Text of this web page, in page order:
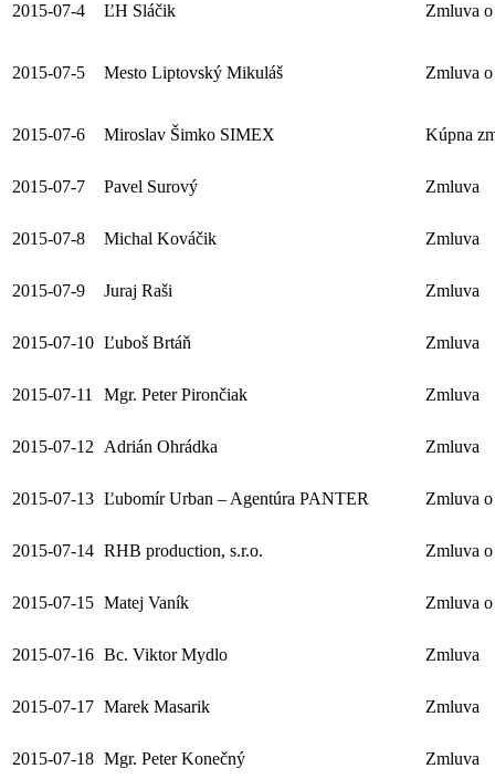
2015-07-4 ĽH Sláčik Zmluva
2015-07-5 Mesto Liptovský Mikuláš Zmluva
2015-07-6 Miroslav Šimko SIMEX Kúpna
2015-07-7 Pavel Surový Zmluva
2015-07-8 Michal Kováčik Zmluva
2015-07-9 Juraj Raši Zmluva
2015-07-10 Ľuboš Brtáň Zmluva
2015-07-11 Mgr. Peter Pirončiak Zmluva
2015-07-12 Adrián Ohrádka Zmluva
2015-07-13 Ľubomír Urban – Agentúra PANTER Zmluva
2015-07-14 RHB production, s.r.o. Zmluva
2015-07-15 Matej Vaník Zmluva
2015-07-16 Bc. Viktor Mydlo Zmluva
2015-07-17 Marek Masarik Zmluva
2015-07-18 Mgr. Peter Konečný Zmluva